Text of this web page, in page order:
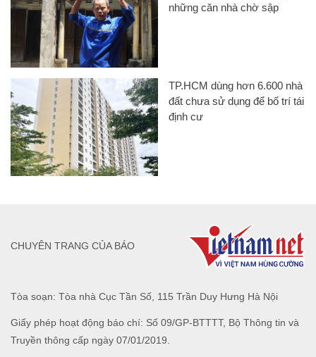
những căn nhà chờ sập
TP.HCM dùng hơn 6.600 nhà
đất chưa sử dụng để bố trí tái
định cư
Tòa soạn: Tòa nhà Cục Tần Số, 115 Trần Duy Hưng Hà Nội
Giấy phép hoạt động báo chí: Số 09/GP-BTTTT, Bộ Thông tin và
Truyền thông cấp ngày 07/01/2019.
CHUYÊN TRANG CỦA BÁO